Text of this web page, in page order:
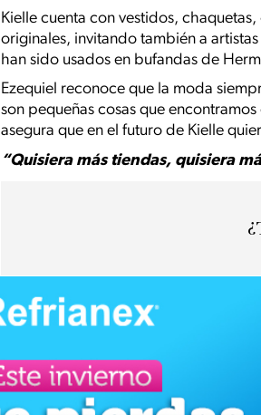
Kielle cuenta con vestidos,
originales, invitando también a
han sido usados en bufandas de
Ezequiel reconoce que la moda
son pequeñas cosas que
asegura que en el futuro de Kielle
“Quisiera más tiendas, quisiera